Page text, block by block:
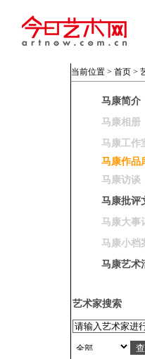
当前位置 > 首页 >
马康简介
马康相册
马康工作
马康作品
马康访谈
马康批评
马康大事
马康小档
马康艺术
艺术家搜索